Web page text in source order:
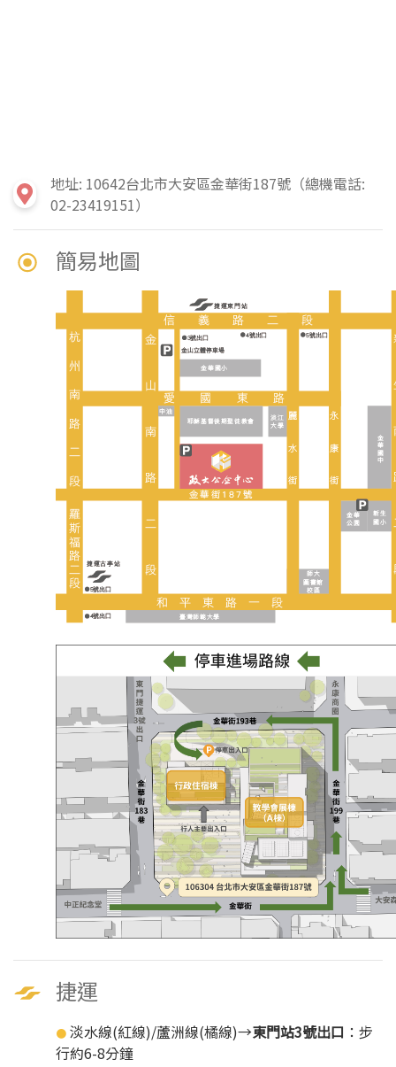
地址: 10642台北市大安區金華街187號（總機電話:
02-23419151）
簡易地圖
捷運
● 淡水線(紅線)/蘆洲線(橘線)→東門站3號出口 ：步
行約6-8分鐘